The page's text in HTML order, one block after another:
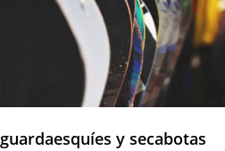
G
U
A
R
D
A
E
S
Q
U
Í
E
S
|
S
E
C
A
B
O
T
A
S
guardaesquíes y secabotas